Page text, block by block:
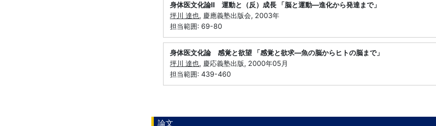
身体医文化論Ⅱ 運動と（反）成長 「脳と運動―進化から発達まで」
坪川 達也, 慶應義塾出版会, 2003年
担当範囲: 69-80
身体医文化論 感覚と欲望 「感覚と欲求―魚の脳からヒトの脳まで」
坪川 達也, 慶応義塾出版, 2000年05月
担当範囲: 439-460
論文